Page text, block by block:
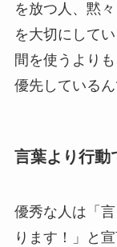
を放つ人、黙
を大切にして
間を使うより
優先しているん
言葉より行動
優秀な人は「
ります！」と